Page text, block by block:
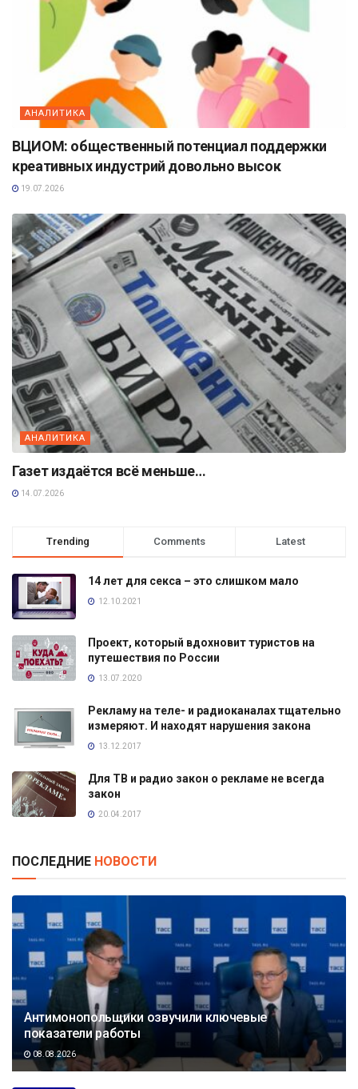
АНАЛИТИКА
ВЦИОМ: общественный потенциал поддержки
креативных индустрий довольно высок
19.07.2026
АНАЛИТИКА
Газет издаётся всё меньше…
14.07.2026
Trending Comments Latest
14 лет для секса – это слишком мало
12.10.2021
Проект, который вдохновит туристов на
путешествия по России
13.07.2020
Рекламу на теле- и радиоканалах тщательно
измеряют. И находят нарушения закона
13.12.2017
Для ТВ и радио закон о рекламе не всегда
закон
20.04.2017
ПОСЛЕДНИЕ НОВОСТИ
Антимонопольщики озвучили ключевые
показатели работы
08.08.2026